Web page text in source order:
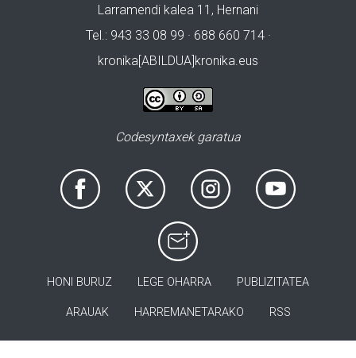
Larramendi kalea 11, Hernani
Tel.: 943 33 08 99 · 688 660 714 ·
kronika[ABILDUA]kronika.eus
Codesyntaxek garatua
HONI BURUZ LEGE OHARRA PUBLIZITATEA
ARAUAK HARREMANETARAKO RSS